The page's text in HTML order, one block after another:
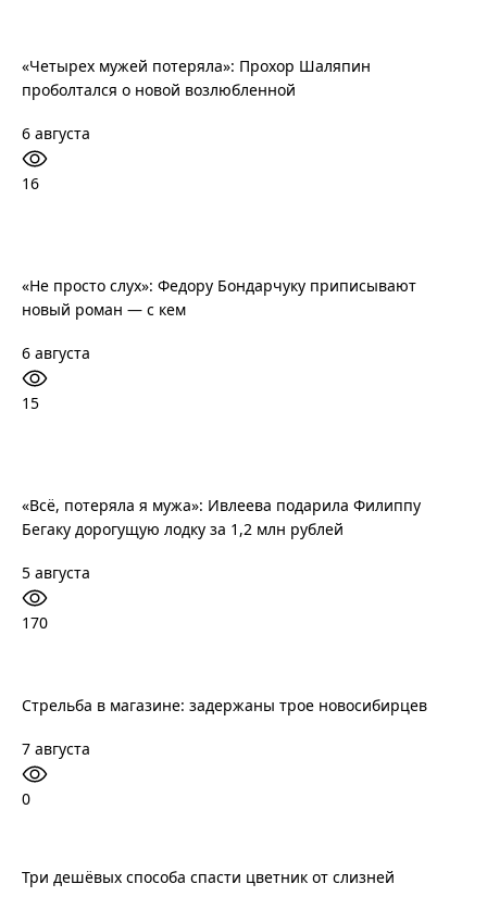
«Четырех мужей потеряла»: Прохор Шаляпин
проболтался о новой возлюбленной
6 августа
16
«Не просто слух»: Федору Бондарчуку приписывают
новый роман — с кем
6 августа
15
«Всё, потеряла я мужа»: Ивлеева подарила Филиппу
Бегаку дорогущую лодку за 1,2 млн рублей
5 августа
170
Стрельба в магазине: задержаны трое новосибирцев
7 августа
0
Три дешёвых способа спасти цветник от слизней